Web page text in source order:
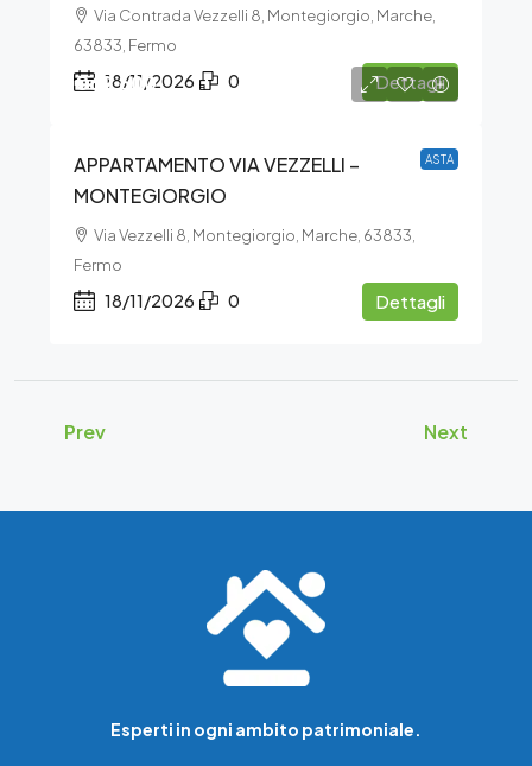
Via Contrada Vezzelli 8, Montegiorgio, Marche,
63833, Fermo
18/11/2026 0 Dettagli
ASTA
€69.600
APPARTAMENTO VIA VEZZELLI –
MONTEGIORGIO
Via Vezzelli 8, Montegiorgio, Marche, 63833,
Fermo
18/11/2026 0 Dettagli
Prev Next
Esperti in ogni ambito patrimoniale.